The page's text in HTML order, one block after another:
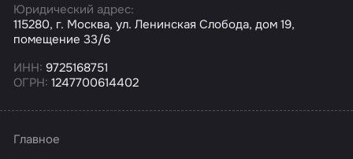
Юридический адрес:
115280, г. Москва, ул. Ленинская Слобода, дом 19,
помещение 33/6
ИНН: 9725168751
ОГРН: 1247700614402
Главное